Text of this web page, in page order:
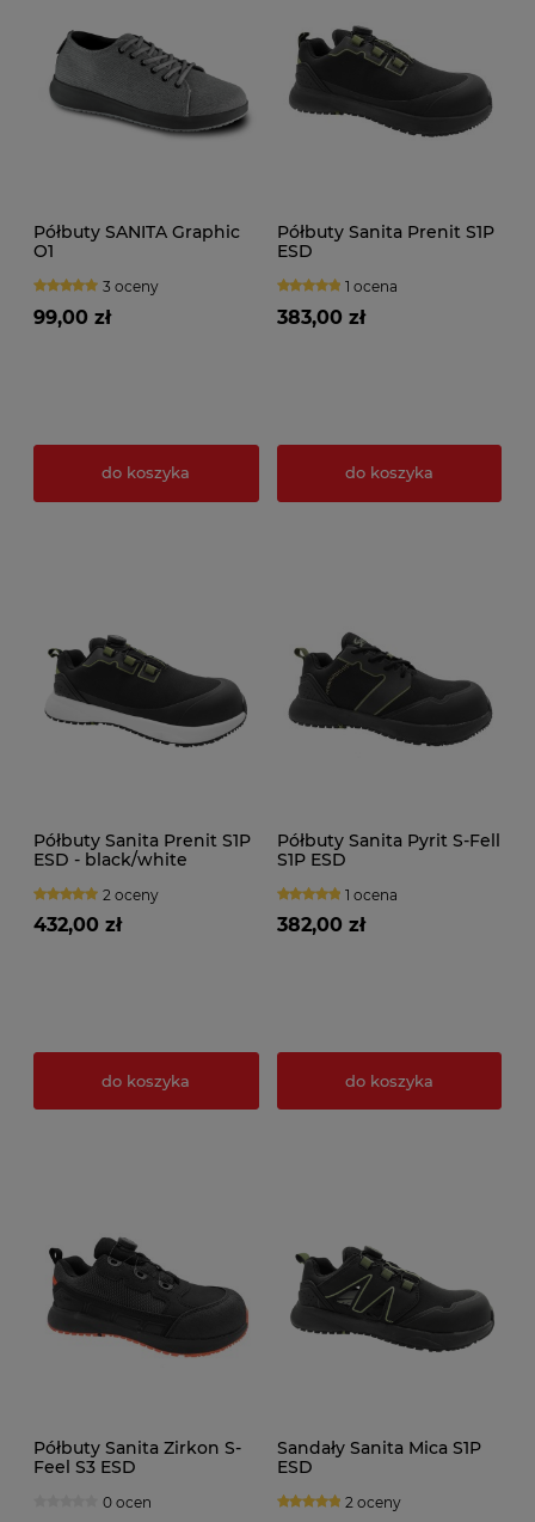
Półbuty SANITA Graphic
O1
3 oceny
99,00 zł
do koszyka
Półbuty Sanita Prenit S1P
ESD
1 ocena
383,00 zł
do koszyka
Półbuty Sanita Prenit S1P
ESD - black/white
2 oceny
432,00 zł
do koszyka
Półbuty Sanita Pyrit S-Fell
S1P ESD
1 ocena
382,00 zł
do koszyka
Półbuty Sanita Zirkon S-
Feel S3 ESD
0 ocen
Sandały Sanita Mica S1P
ESD
2 oceny